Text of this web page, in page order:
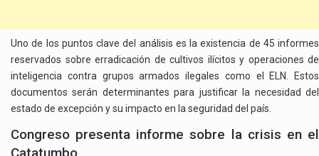
Uno de los puntos clave del análisis es la existencia de 45 informes
reservados sobre erradicación de cultivos ilícitos y operaciones de
inteligencia contra grupos armados ilegales como el ELN. Estos
documentos serán determinantes para justificar la necesidad del
estado de excepción y su impacto en la seguridad del país.
Congreso presenta informe sobre la crisis en el